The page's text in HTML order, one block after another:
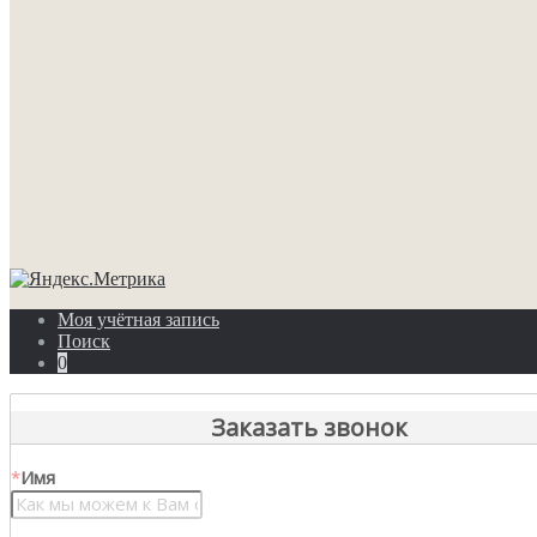
Моя учётная запись
Поиск
0
Заказать звонок
*Имя